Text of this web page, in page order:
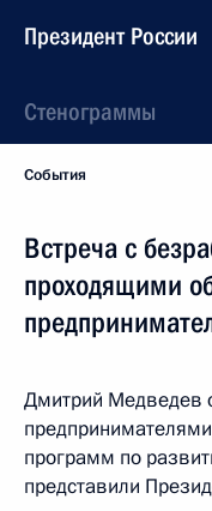
Президент России
Стенограммы
События
Встреча с
проходящими
Дмитрий Медведев
программ по
представили